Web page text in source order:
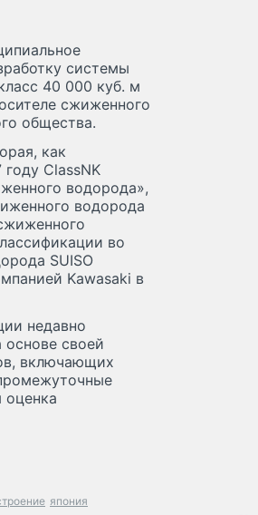
системы
40 000 куб. м
сжиженного
общества.
как
ClassNK
водорода»,
водорода
во
SUISO
Kawasaki в
недавно
основе своей
включающих
япония